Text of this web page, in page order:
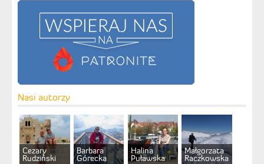
Nasi autorzy
Cezary
Rudziński
Barbara
Górecka
Halina
Puławska
Małgorzata
Raczkowska